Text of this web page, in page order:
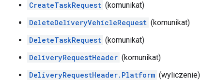
CreateTaskRequest (komunikat)
DeleteDeliveryVehicleRequest (komunikat)
DeleteTaskRequest (komunikat)
DeliveryRequestHeader (komunikat)
DeliveryRequestHeader.Platform (wyliczenie)